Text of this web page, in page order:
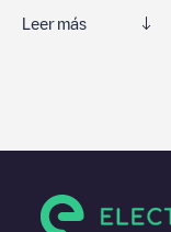
Leer más
crear la mejor
eléctricos.